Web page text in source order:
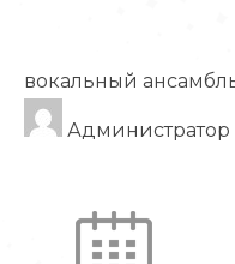
вокальный ансамбль
Администратор